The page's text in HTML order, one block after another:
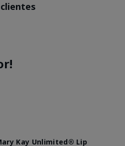
Kay Unlimited® Lip